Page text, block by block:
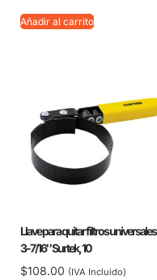
Añadir al carrito
Llave para quitar filtros universales
3-7/16″ Surtek, 10
$108.00 (IVA Incluido)